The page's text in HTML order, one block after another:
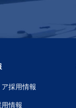
採用情報
情報